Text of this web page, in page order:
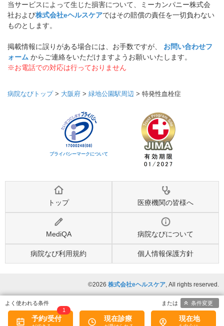
当サービスによって生じた損害について、ミーカンパニー株式会
社および株式会社eヘルスケアではその賠償の責任を一切負わない
ものとします。
掲載情報に誤りがある場合には、お手数ですが、 お問い合わせフ
ォーム からご連絡をいただけますようお願いいたします。
※お電話での対応は行っておりません
病院なびトップ> 大阪府 > 緑地公園駅周辺 > 特発性血栓症
プライバシーマークについて
トップ 医療機関の皆様へ
MediQA 病院なびについて
病院なび利用規約 個人情報保護方針
©2026 株式会社eヘルスケア, All rights reserved.
予約/受付
1
現在診療 現在地
条件変更